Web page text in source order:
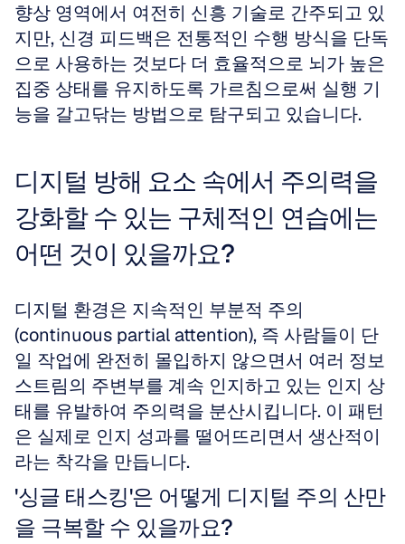
향상 영역에서 여전히 신흥 기술로 간주되고 있
지만, 신경 피드백은 전통적인 수행 방식을 단독
으로 사용하는 것보다 더 효율적으로 뇌가 높은
집중 상태를 유지하도록 가르침으로써 실행 기
능을 갈고닦는 방법으로 탐구되고 있습니다.
디지털 방해 요소 속에서 주의력을
강화할 수 있는 구체적인 연습에는
어떤 것이 있을까요?
디지털 환경은 지속적인 부분적 주의
(continuous partial attention), 즉 사람들이 단
일 작업에 완전히 몰입하지 않으면서 여러 정보
스트림의 주변부를 계속 인지하고 있는 인지 상
태를 유발하여 주의력을 분산시킵니다. 이 패턴
은 실제로 인지 성과를 떨어뜨리면서 생산적이
라는 착각을 만듭니다.
'싱글 태스킹'은 어떻게 디지털 주의 산만
을 극복할 수 있을까요?